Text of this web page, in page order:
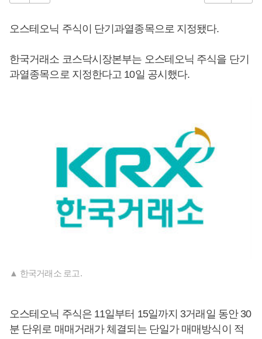
오스테오닉 주식이 단기과열종목으로 지정됐다.
한국거래소 코스닥시장본부는 오스테오닉 주식을 단기
과열종목으로 지정한다고 10일 공시했다.
▲ 한국거래소 로고.
오스테오닉 주식은 11일부터 15일까지 3거래일 동안 30
분 단위로 매매거래가 체결되는 단일가 매매방식이 적